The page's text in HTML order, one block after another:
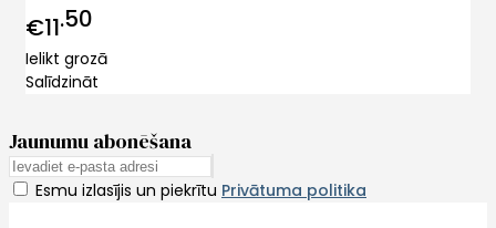
€11 50
Ielikt grozā
Salīdzināt
Jaunumu abonēšana
Esmu izlasījis un piekrītu Privātuma politika